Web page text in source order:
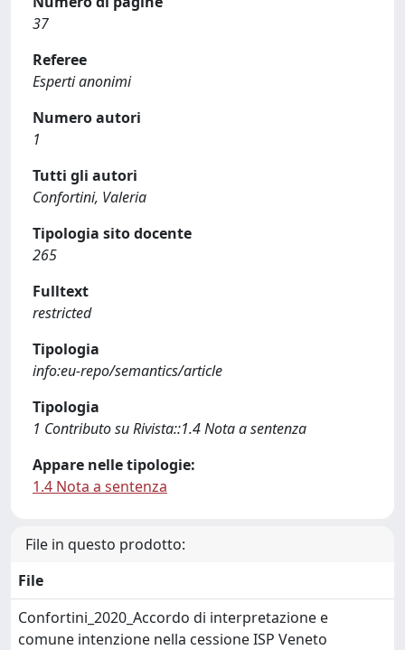
37
Referee
Esperti anonimi
Numero autori
1
Tutti gli autori
Confortini, Valeria
Tipologia sito docente
265
Fulltext
restricted
Tipologia
info:eu-repo/semantics/article
Tipologia
1 Contributo su Rivista::1.4 Nota a sentenza
Appare nelle tipologie:
1.4 Nota a sentenza
File in questo prodotto:
File
Confortini_2020_Accordo di interpretazione e
comune intenzione nella cessione ISP Veneto